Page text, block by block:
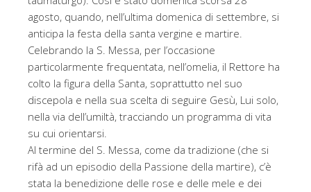
agosto, quando, nell’ultima domenica di settembre, si
anticipa la festa della santa vergine e martire.
Celebrando la S. Messa, per l’occasione
particolarmente frequentata, nell’omelia, il Rettore ha
colto la figura della Santa, soprattutto nel suo
discepola e nella sua scelta di seguire Gesù, Lui solo,
nella via dell’umiltà, tracciando un programma di vita
su cui orientarsi.
Al termine del S. Messa, come da tradizione (che si
rifà ad un episodio della Passione della martire), c’è
stata la benedizione delle rose e delle mele e dei